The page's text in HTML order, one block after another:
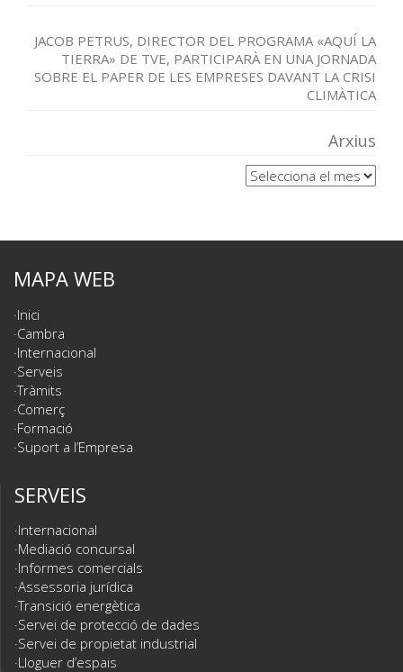
JACOB PETRUS, DIRECTOR DEL PROGRAMA «AQUÍ LA
TIERRA» DE TVE, PARTICIPARÀ EN UNA JORNADA
SOBRE EL PAPER DE LES EMPRESES DAVANT LA CRISI
CLIMÀTICA
Arxius
Arxius
MAPA WEB
Inici
Cambra
Internacional
Serveis
Tràmits
Comerç
Formació
Suport a l’Empresa
SERVEIS
Internacional
Mediació concursal
Informes comercials
Assessoria jurídica
Transició energètica
Servei de protecció de dades
Servei de propietat industrial
Lloguer d’espais